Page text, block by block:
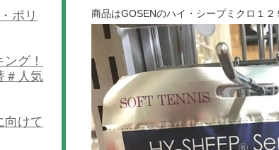
ポリ
グ！
＃人気
向けて
商品はGOSENのハイ・シープミクロ１２